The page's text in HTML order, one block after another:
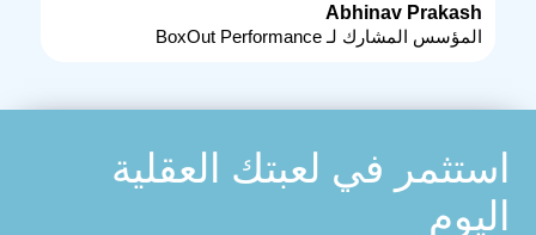
Abhinav Prakash
المؤسس المشارك لـ BoxOut Performance
استثمر في لعبتك العقلية
اليوم